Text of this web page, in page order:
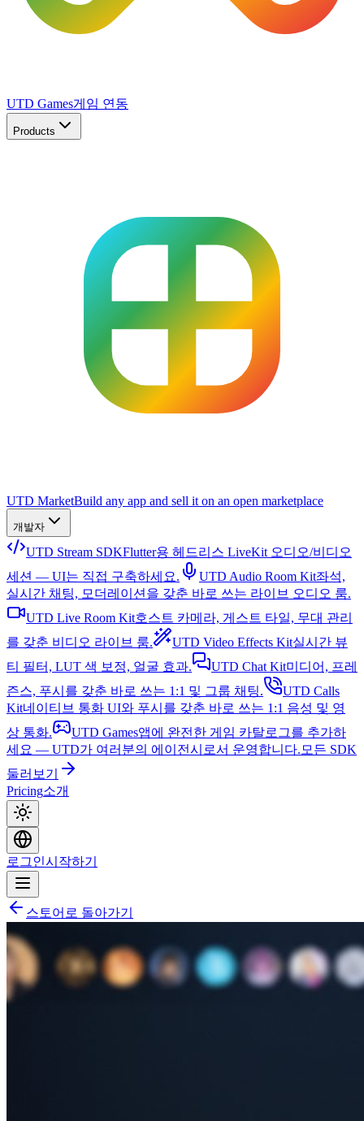
UTD Games게임 연동
Products
UTD MarketBuild any app and sell it on an open marketplace
개발자
UTD Stream SDKFlutter용 헤드리스 LiveKit 오디오/비디오
세션 — UI는 직접 구축하세요.
UTD Audio Room Kit좌석,
실시간 채팅, 모더레이션을 갖춘 바로 쓰는 라이브 오디오 룸.
UTD Live Room Kit호스트 카메라, 게스트 타일, 무대 관리
를 갖춘 비디오 라이브 룸.
UTD Video Effects Kit실시간 뷰
티 필터, LUT 색 보정, 얼굴 효과.
UTD Chat Kit미디어, 프레
즌스, 푸시를 갖춘 바로 쓰는 1:1 및 그룹 채팅.
UTD Calls
Kit네이티브 통화 UI와 푸시를 갖춘 바로 쓰는 1:1 음성 및 영
상 통화.
UTD Games앱에 완전한 게임 카탈로그를 추가하
세요 — UTD가 여러분의 에이전시로서 운영합니다. 모든 SDK
둘러보기
Pricing소개
로그인시작하기
스토어로 돌아가기